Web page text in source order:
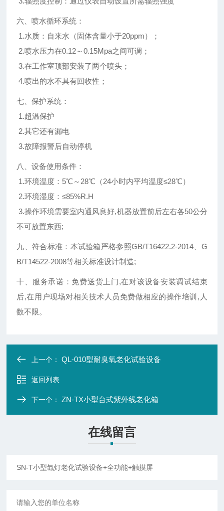
六、喷水循环系统：
1.水质：自来水（固体含量小于20ppm）；
2.喷水压力在0.12～0.15Mpa之间可调；
3.在工作室顶部安装了两个喷头；
4.喷出的水不具有回收性；
七、保护系统：
1.超温保护
2.其它还有漏电
3.故障报警后自动停机
八、设备使用条件：
1.环境温度：5℃～28℃（24小时内平均温度≤28℃）
2.环境湿度：≤85%R.H
3.操作环境需要室内通风良好,机器放置前后左右各50公分
不可放置东西;
九、符合标准： 本试验箱严格参照GB/T16422.2-2014、G
B/T14522-2008等相关标准设计制造;
十、服务承诺：免费送货上门,在对该设备安装调试结束
后,在用户现场对相关技术人员免费做相应的操作培训,人
数不限。
上一个：QL-010型耐臭氧老化试验设备
返回列表
下一个：ZN-TX小型台式紫外线老化箱
在线留言